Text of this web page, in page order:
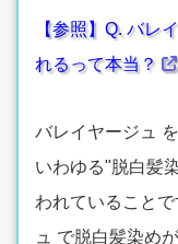
【参照】Q. バレ
れるって本当？
バレイヤージュ
いわゆる"脱白髪
われていること
ュ で脱白髪染め